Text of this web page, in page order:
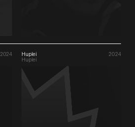
2024
Huplei
2024
Huplei